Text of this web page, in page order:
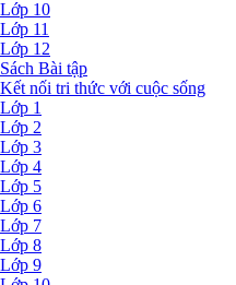
Lớp 10
Lớp 11
Lớp 12
Sách Bài tập
Kết nối tri thức với cuộc sống
Lớp 1
Lớp 2
Lớp 3
Lớp 4
Lớp 5
Lớp 6
Lớp 7
Lớp 8
Lớp 9